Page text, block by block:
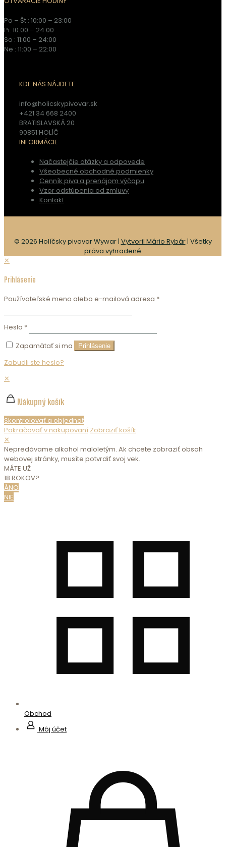
Po – Št : 10:00 – 23:00
Pi: 10:00 – 24:00
So : 11:00 – 24:00
Ne : 11:00 – 22:00
KDE NÁS NÁJDETE
info@holicskypivovar.sk
+421 34 668 2400
BRATISLAVSKÁ 20
90851 HOLÍČ
INFORMÁCIE
Načastejčie otázky a odpovede
Všeobecné obchodné podmienky
Cenník piva a prenájom výčapu
Vzor odstúpenia od zmluvy
Kontakt
© 2026 Holíčsky pivovar Wywar | Vytvoril Mário Rybár| Všetky
práva vyhradené
✕
Prihlásenie
Používateľské meno alebo e-mailová adresa *
Heslo *
Zapamätať si ma
Prihlásenie
Zabudli ste heslo?
✕
Nákupný košík
Skontrolovať a objednať
Pokračovať v nakupovaní Zobraziť košík
✕
Nepredávame alkohol maloletým. Ak chcete zobraziť obsah
webovej stránky, musíte potvrdiť svoj vek.
MÁTE UŽ
18 ROKOV?
ÁNO
NIE
Obchod
Môj účet